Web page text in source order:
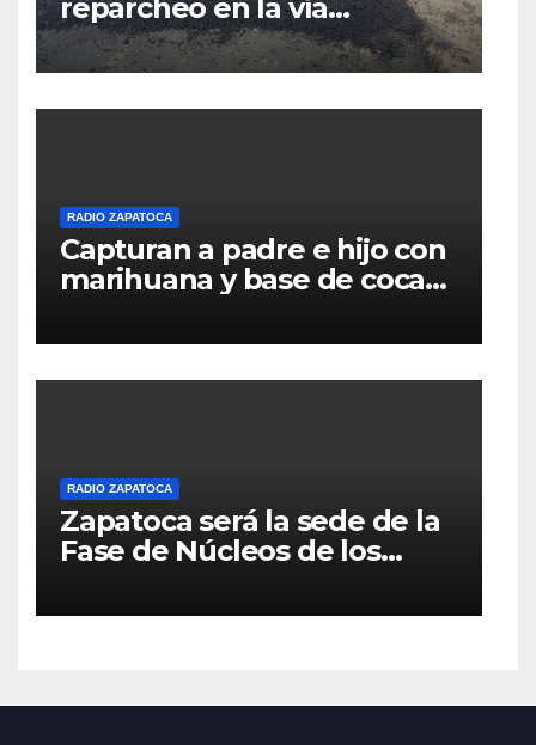
reparcheo en la vía
Zapatoca–Girón gracias al
apoyo voluntario
RADIO ZAPATOCA
Capturan a padre e hijo con
marihuana y base de coca
Zapatoca
RADIO ZAPATOCA
Zapatoca será la sede de la
Fase de Núcleos de los
2026